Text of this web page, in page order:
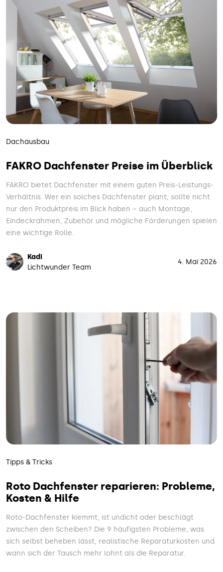
Dachausbau
FAKRO Dachfenster Preise im Überblick
FAKRO bietet Dach­fenster mit einem guten Preis-Leistungs-
Verhältnis. Wer ein solches Dach­fenster plant, sollte nicht
nur den Produkt­preis im Blick haben – auch Montage,
Eindeck­rahmen, Zubehör und mögliche Förderungen spielen
eine wichtige Rolle.
Kadi
Lichtwunder Team
4. Mai 2026
Tipps & Tricks
Roto Dachfenster reparieren: Probleme,
Kosten & Hilfe
Roto-Dachfenster klemmt, ist undicht oder beschlägt
zwischen den Scheiben? Die 9 häufigsten Probleme, was
sich selbst beheben lässt, realistische Reparaturkosten und
wann sich der Tausch mehr lohnt als die Reparatur.